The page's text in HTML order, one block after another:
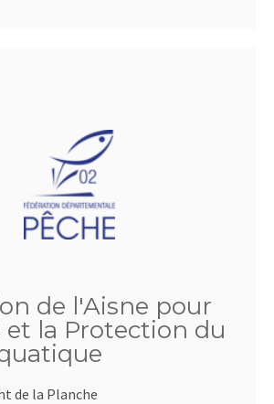
de l'Aisne pour
et la Protection du
de la Planche